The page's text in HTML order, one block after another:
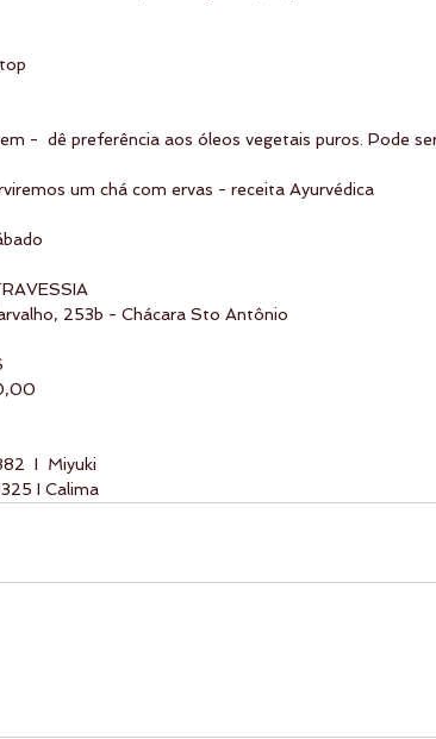
-  dê preferência aos óleos vegetais puros. Pode
um chá com ervas - receita Ayurvédica
253b - Chácara Sto Antônio
I  Miyuki
0325 I Calima